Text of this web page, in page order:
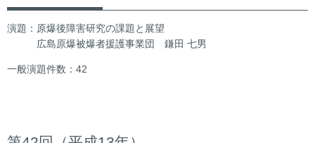
演題：原爆後障害研究の課題と展望
広島原爆被爆者援護事業団 鎌田 七男
一般演題件数：42